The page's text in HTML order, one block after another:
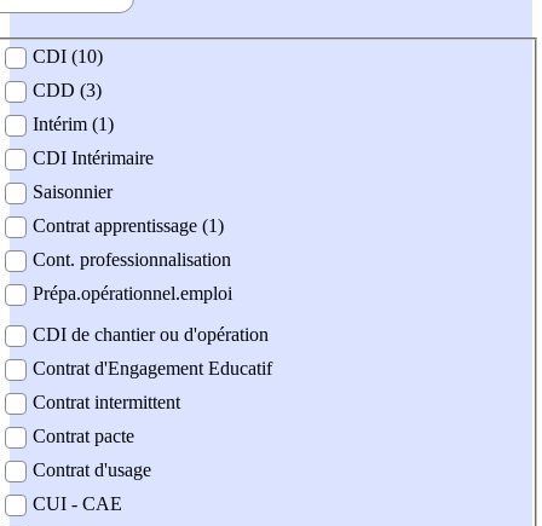
contrat
CDI (10)
CDD (3)
Intérim (1)
CDI Intérimaire
Saisonnier
Contrat apprentissage (1)
Cont. professionnalisation
Prépa.opérationnel.emploi
CDI de chantier ou d'opération
Contrat d'Engagement Educatif
Contrat intermittent
Contrat pacte
Contrat d'usage
CUI - CAE